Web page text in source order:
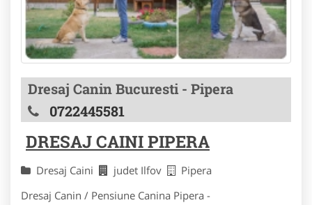
Dresaj Canin Bucuresti - Pipera
0722445581
DRESAJ CAINI PIPERA
Dresaj Caini judet Ilfov
Pipera
Dresaj Canin / Pensiune Canina Pipera -